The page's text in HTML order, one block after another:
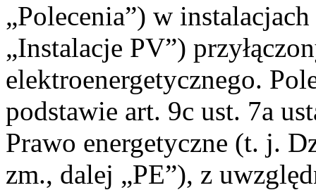
„Polecenia”) w
„Instalacje PV”)
elektroenergetycznego.
podstawie art. 9c ust. 7a
Prawo energetyczne (t. j.
zm., dalej „PE”), z